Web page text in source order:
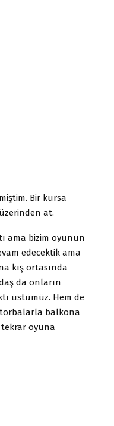
Bir kursa
at.
ama bizim oyunun
edecektik ama
kış ortasında
da onların
üstümüz. Hem de
torbalarla balkona
oyuna